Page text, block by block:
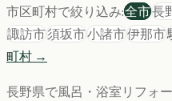
市区町村で絞り込み:全市長
諏訪市須坂市小諸市伊那市
町村 →
長野県で風呂・浴室リフォ